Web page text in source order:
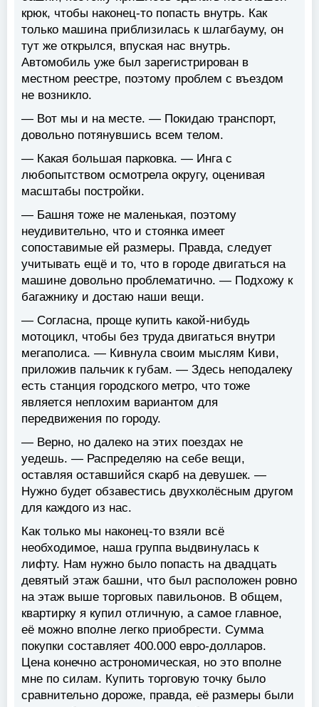
крюк, чтобы наконец-то попасть внутрь. Как
только машина приблизилась к шлагбауму, он
тут же открылся, впуская нас внутрь.
Автомобиль уже был зарегистрирован в
местном реестре, поэтому проблем с въездом
не возникло.
— Вот мы и на месте. — Покидаю транспорт,
довольно потянувшись всем телом.
— Какая большая парковка. — Инга с
любопытством осмотрела округу, оценивая
масштабы постройки.
— Башня тоже не маленькая, поэтому
неудивительно, что и стоянка имеет
сопоставимые ей размеры. Правда, следует
учитывать ещё и то, что в городе двигаться на
машине довольно проблематично. — Подхожу к
багажнику и достаю наши вещи.
— Согласна, проще купить какой-нибудь
мотоцикл, чтобы без труда двигаться внутри
мегаполиса. — Кивнула своим мыслям Киви,
приложив пальчик к губам. — Здесь неподалеку
есть станция городского метро, что тоже
является неплохим вариантом для
передвижения по городу.
— Верно, но далеко на этих поездах не
уедешь. — Распределяю на себе вещи,
оставляя оставшийся скарб на девушек. —
Нужно будет обзавестись двухколёсным другом
для каждого из нас.
Как только мы наконец-то взяли всё
необходимое, наша группа выдвинулась к
лифту. Нам нужно было попасть на двадцать
девятый этаж башни, что был расположен ровно
на этаж выше торговых павильонов. В общем,
квартирку я купил отличную, а самое главное,
её можно вполне легко приобрести. Сумма
покупки составляет 400.000 евро-долларов.
Цена конечно астрономическая, но это вполне
мне по силам. Купить торговую точку было
сравнительно дороже, правда, её размеры были